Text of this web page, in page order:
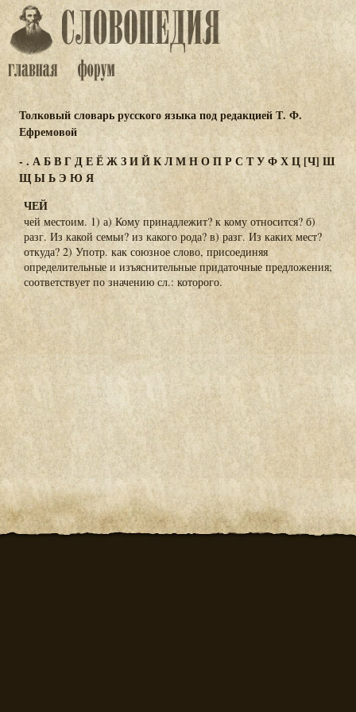
Толковый словарь русского языка под редакцией Т. Ф.
Ефремовой
- . АБВГДЕЁЖЗИЙКЛМНОПР С ТУФХЦ [Ч] Ш
ЩЫЬЭ ЮЯ
ЧЕЙ
чей местоим. 1) а) Кому принадлежит? к кому относится? б)
разг. Из какой семьи? из какого рода? в) разг. Из каких мест?
откуда? 2) Употр. как союзное слово, присоединяя
определительные и изъяснительные придаточные предложения;
соответствует по значению сл.: которого.